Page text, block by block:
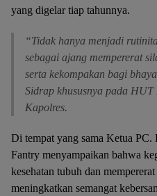
yang digelar tiap tahunnya.
“Tidak hanya menjadi
sebagai ajang mempererat
serta kekompakan bagi
Sidrap khususnya pada
Kapolres.
Di tempat yang sama Ketua
Fantry menyampaikan bahwa
kesehatan tubuh dan
meningkatkan semangat